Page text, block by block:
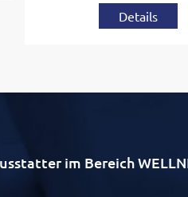
Details
im Bereich